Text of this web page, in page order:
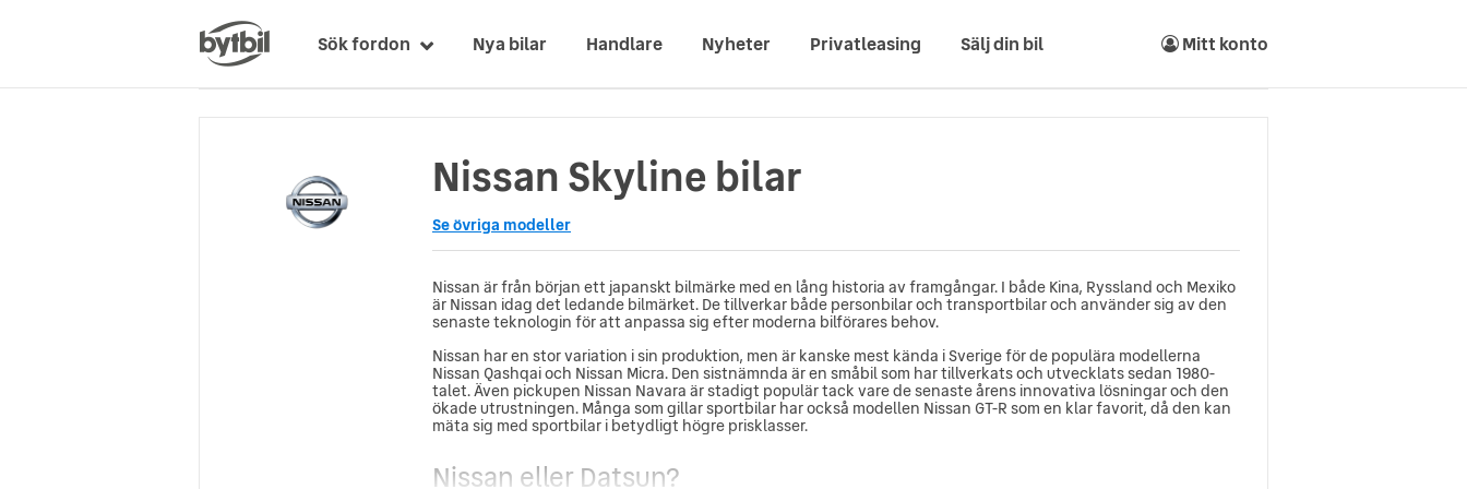
Sök fordon Nya bilar Handlare Nyheter Privatleasing Sälj din bil Mitt konto
Nissan Skyline bilar
Se övriga modeller
Nissan är från början ett japanskt bilmärke med en lång historia av framgångar. I både Kina, Ryssland och Mexiko
är Nissan idag det ledande bilmärket. De tillverkar både personbilar och transportbilar och använder sig av den
senaste teknologin för att anpassa sig efter moderna bilförares behov.
Nissan har en stor variation i sin produktion, men är kanske mest kända i Sverige för de populära modellerna
Nissan Qashqai och Nissan Micra. Den sistnämnda är en småbil som har tillverkats och utvecklats sedan 1980-
talet. Även pickupen Nissan Navara är stadigt populär tack vare de senaste årens innovativa lösningar och den
ökade utrustningen. Många som gillar sportbilar har också modellen Nissan GT-R som en klar favorit, då den kan
mäta sig med sportbilar i betydligt högre prisklasser.
Nissan eller Datsun?